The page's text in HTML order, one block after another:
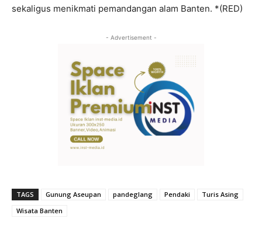
sekaligus menikmati pemandangan alam Banten. *(RED)
- Advertisement -
TAGS Gunung Aseupan pandeglang Pendaki
Turis Asing
Wisata Banten